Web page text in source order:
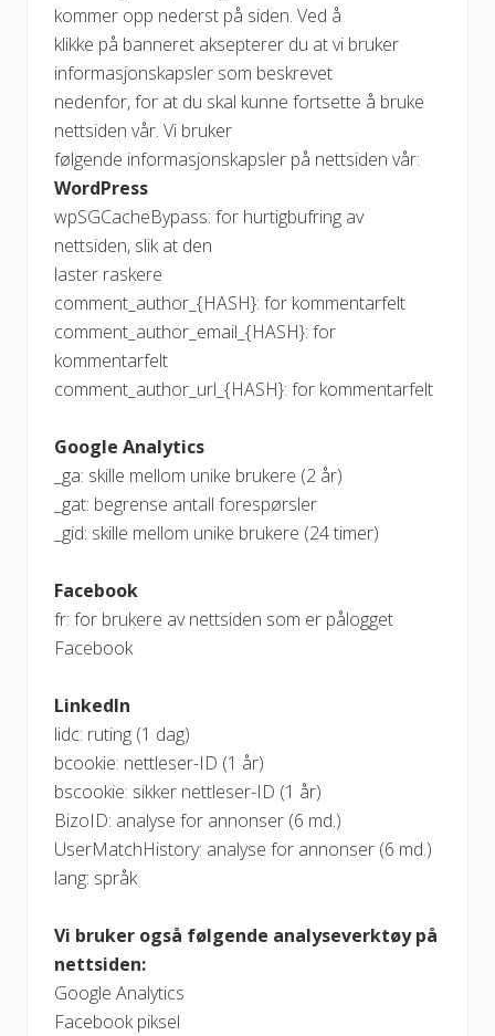
kommer opp nederst på siden. Ved å
klikke på banneret aksepterer du at vi bruker
informasjonskapsler som beskrevet
nedenfor, for at du skal kunne fortsette å bruke
nettsiden vår. Vi bruker
følgende informasjonskapsler på nettsiden vår:
WordPress
wpSGCacheBypass: for hurtigbufring av
nettsiden, slik at den
laster raskere
comment_author_{HASH}: for kommentarfelt
comment_author_email_{HASH}: for
kommentarfelt
comment_author_url_{HASH}: for kommentarfelt
Google Analytics
_ga: skille mellom unike brukere (2 år)
_gat: begrense antall forespørsler
_gid: skille mellom unike brukere (24 timer)
Facebook
fr: for brukere av nettsiden som er pålogget
Facebook
LinkedIn
lidc: ruting (1 dag)
bcookie: nettleser-ID (1 år)
bscookie: sikker nettleser-ID (1 år)
BizoID: analyse for annonser (6 md.)
UserMatchHistory: analyse for annonser (6 md.)
lang: språk
Vi bruker også følgende analyseverktøy på
nettsiden:
Google Analytics
Facebook piksel